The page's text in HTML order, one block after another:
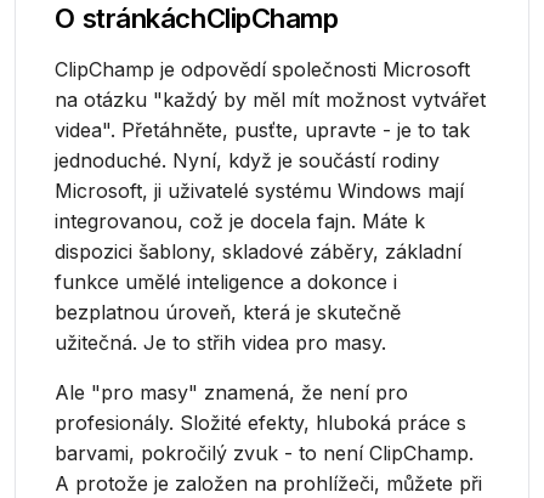
O stránkáchClipChamp
ClipChamp je odpovědí společnosti Microsoft
na otázku "každý by měl mít možnost vytvářet
videa". Přetáhněte, pusťte, upravte - je to tak
jednoduché. Nyní, když je součástí rodiny
Microsoft, ji uživatelé systému Windows mají
integrovanou, což je docela fajn. Máte k
dispozici šablony, skladové záběry, základní
funkce umělé inteligence a dokonce i
bezplatnou úroveň, která je skutečně
užitečná. Je to střih videa pro masy.
Ale "pro masy" znamená, že není pro
profesionály. Složité efekty, hluboká práce s
barvami, pokročilý zvuk - to není ClipChamp.
A protože je založen na prohlížeči, můžete při